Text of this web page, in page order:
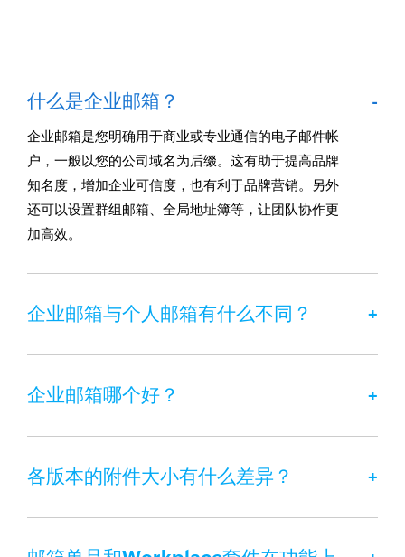
什么是企业邮箱？
企业邮箱是您明确用于商业或专业通信的电子邮件帐
户，一般以您的公司域名为后缀。这有助于提高品牌
知名度，增加企业可信度，也有利于品牌营销。另外
还可以设置群组邮箱、全局地址簿等，让团队协作更
加高效。
企业邮箱与个人邮箱有什么不同？
企业邮箱哪个好？
各版本的附件大小有什么差异？